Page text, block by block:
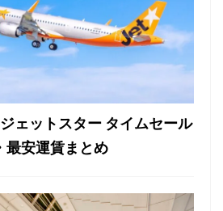
ェットスター タイムセール
最安運賃まとめ